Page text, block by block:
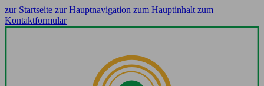
zur Startseite zur Hauptnavigation zum Hauptinhalt zum
Kontaktformular